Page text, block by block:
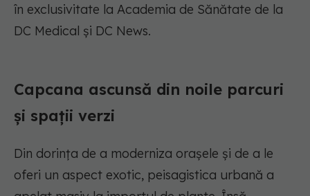
în exclusivitate la Academia de Sănătate de la
DC Medical și DC News.
Capcana ascunsă din noile parcuri
și spații verzi
Din dorința de a moderniza orașele și de a le
oferi un aspect exotic, peisagistica urbană a